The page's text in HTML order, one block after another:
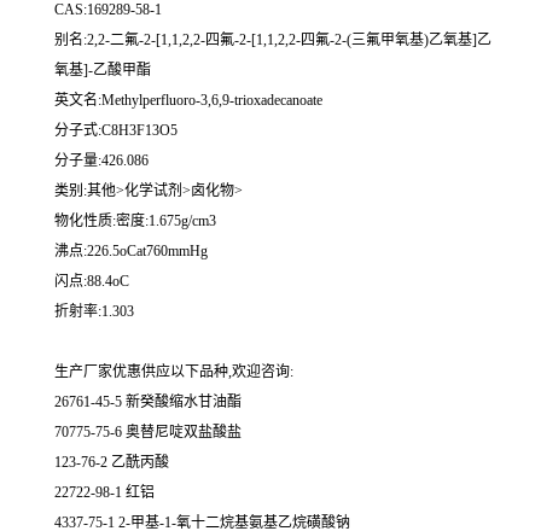
CAS:169289-58-1
别名:2,2-二氟-2-[1,1,2,2-四氟-2-[1,1,2,2-四氟-2-(三氟甲氧基)乙氧基]乙
氧基]-乙酸甲酯
英文名:Methylperfluoro-3,6,9-trioxadecanoate
分子式:C8H3F13O5
分子量:426.086
类别:其他>化学试剂>卤化物>
物化性质:密度:1.675g/cm3
沸点:226.5oCat760mmHg
闪点:88.4oC
折射率:1.303
生产厂家优惠供应以下品种,欢迎咨询:
26761-45-5 新癸酸缩水甘油酯
70775-75-6 奥替尼啶双盐酸盐
123-76-2 乙酰丙酸
22722-98-1 红铝
4337-75-1 2-甲基-1-氧十二烷基氨基乙烷磺酸钠